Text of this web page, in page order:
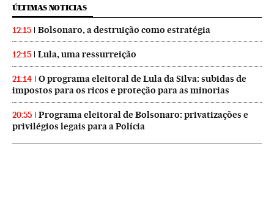
ÚLTIMAS NOTICIAS
12:15 Bolsonaro, a destruição como estratégia
12:15 Lula, uma ressurreição
21:14
O programa eleitoral de Lula da Silva: subidas de
impostos para os ricos e proteção para as minorias
20:55
Programa eleitoral de Bolsonaro: privatizações e
privilégios legais para a Polícia